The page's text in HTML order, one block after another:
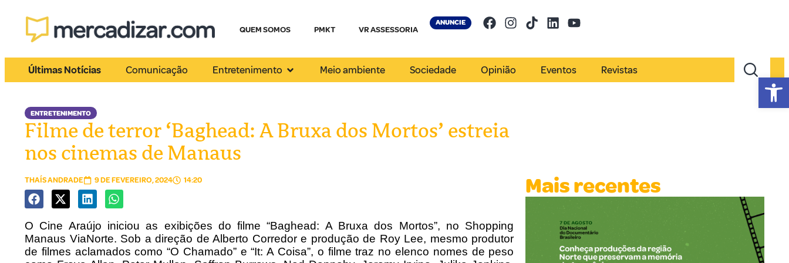
QUEM SOMOS PMKT VR ASSESSORIA
ANUNCIE
Últimas Notícias Comunicação Entretenimento Meio ambiente Sociedade Opinião Eventos Revistas
ENTRETENIMENTO
Filme de terror ‘Baghead: A Bruxa dos Mortos’ estreia
nos cinemas de Manaus
THAÍS ANDRADE 9 DE FEVEREIRO, 2024 14:20
O Cine Araújo iniciou as exibições do filme “Baghead: A Bruxa dos Mortos”, no Shopping
Manaus ViaNorte. Sob a direção de Alberto Corredor e produção de Roy Lee, mesmo produtor
de filmes aclamados como “O Chamado” e “It: A Coisa”, o filme traz no elenco nomes de peso
Mais recentes